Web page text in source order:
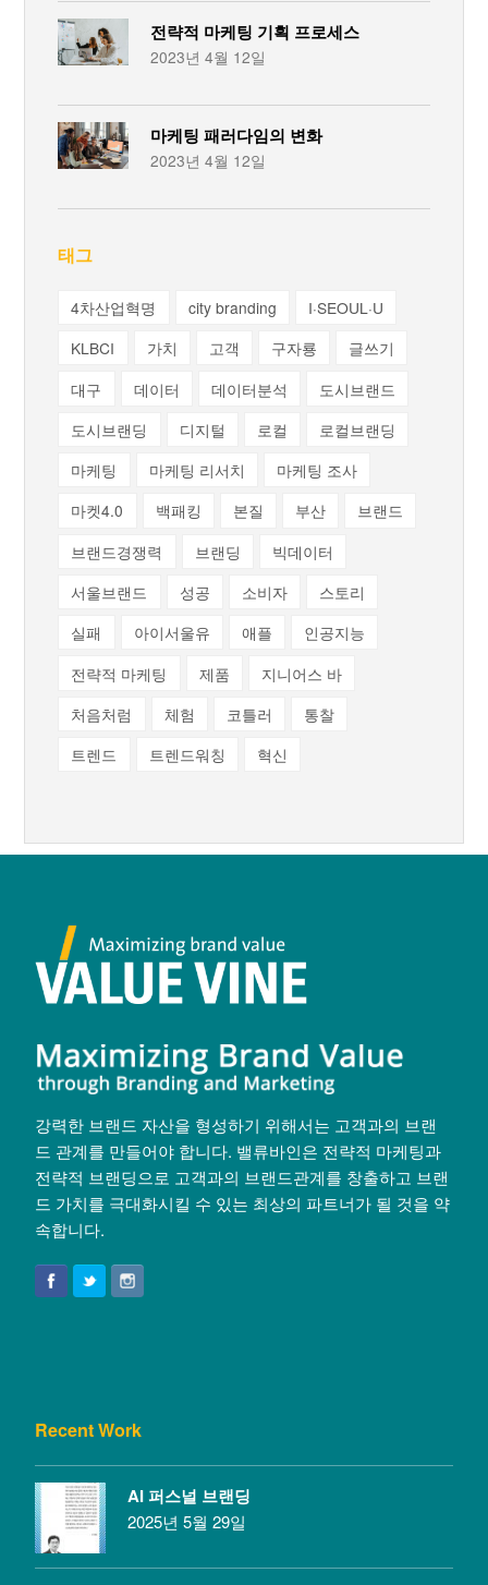
전략적 마케팅 기획 프로세스
2023년 4월 12일
마케팅 패러다임의 변화
2023년 4월 12일
태그
4차산업혁명 city branding
I·SEOUL·U
KLBCI
가치 고객 구자룡
글쓰기
대구
데이터 데이터분석
도시브랜드
도시브랜딩
디지털 로컬
로컬브랜딩
마케팅
마케팅 리서치
마케팅 조사
마켓4.0
백패킹 본질 부산
브랜드
브랜드경쟁력
브랜딩
빅데이터
서울브랜드
성공 소비자
스토리
실패
아이서울유 애플
인공지능
전략적 마케팅
제품
지니어스 바
처음처럼
체험 코틀러
통찰
트렌드
트렌드워칭 혁신
강력한 브랜드 자산을 형성하기 위해서는 고객과의 브랜
드 관계를 만들어야 합니다. 밸류바인은 전략적 마케팅과
전략적 브랜딩으로 고객과의 브랜드관계를 창출하고 브랜
드 가치를 극대화시킬 수 있는 최상의 파트너가 될 것을 약
속합니다.
Recent Work
AI 퍼스널 브랜딩
2025년 5월 29일